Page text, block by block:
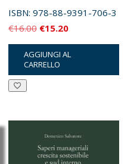
ISBN: 978-88-9391-706-3
€16.00 Il
prezzo
originale
era:
€15.20Il
prezzo
attuale
è:
AGGIUNGI AL
CARRELLO